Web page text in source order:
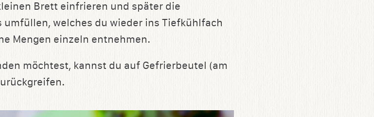
Brett einfrieren und später die
umfüllen, welches du wieder ins Tiefkühlfach
Mengen einzeln entnehmen.
möchtest, kannst du auf Gefrierbeutel (am